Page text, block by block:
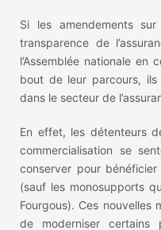
Si les amendements
transparence de
l’Assemblée nationale en
bout de leur parcours,
dans le secteur de
En effet, les détenteurs
commercialisation se
conserver pour
(sauf les monosupports
Fourgous). Ces nouvelles
de moderniser